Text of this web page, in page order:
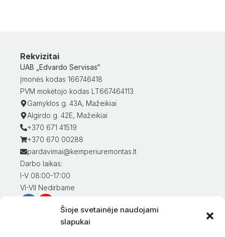
Šioje svetainėje naudojami
slapukai
Rekvizitai
UAB „Edvardo Servisas“
Įmonės kodas 166746418
PVM mokėtojo kodas LT667464113
Gamyklos g. 43A, Mažeikiai
Algirdo g. 42E, Mažeikiai
+370 671 41519
+370 670 00288
pardavimai@kemperiuremontas.lt
Darbo laikas:
I-V 08:00-17:00
VI-VII Nedirbame
Informacija klientams